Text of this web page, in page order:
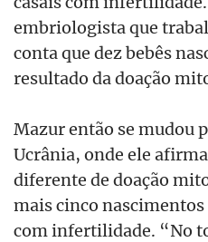
embriologista que
conta que dez bebês
resultado da doação
Mazur então se mudou
Ucrânia, onde ele
diferente de doação
mais cinco nascimentos
com infertilidade. “No